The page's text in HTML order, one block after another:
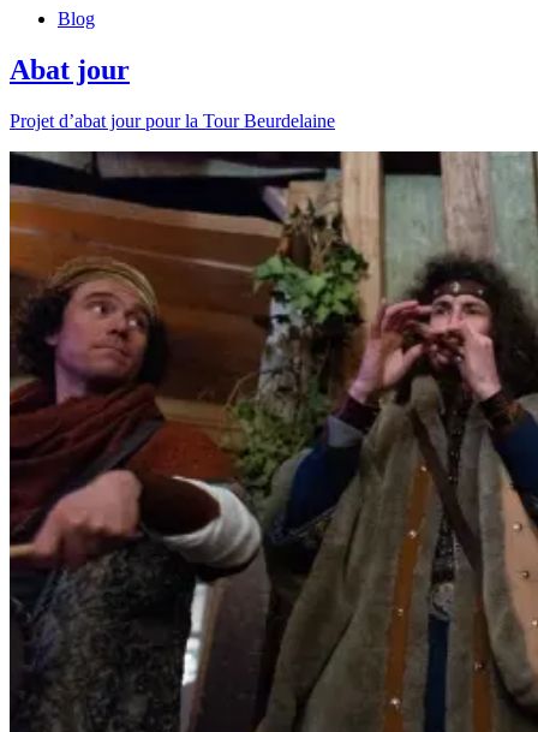
Blog
Abat jour
Projet d’abat jour pour la Tour Beurdelaine